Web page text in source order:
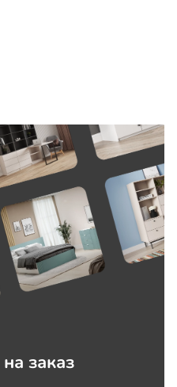
заказ